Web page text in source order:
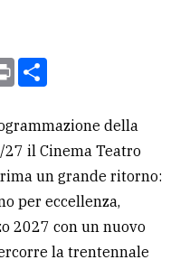
Print
della
il Cinema Teatro
un grande ritorno:
per eccellenza,
2027 con un nuovo
la trentennale